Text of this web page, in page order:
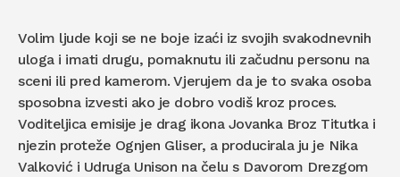
Volim ljude koji se ne boje izaći iz svojih svakodnevnih
uloga i imati drugu, pomaknutu ili začudnu personu na
sceni ili pred kamerom. Vjerujem da je to svaka osoba
sposobna izvesti ako je dobro vodiš kroz proces.
Voditeljica emisije je drag ikona Jovanka Broz Titutka i
njezin proteže Ognjen Gliser, a producirala ju je Nika
Valković i Udruga Unison na čelu s Davorom Drezgom